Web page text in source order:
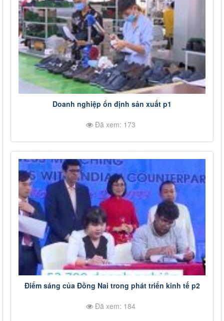
Doanh nghiệp ổn định sản xuất p1
Đã xem: 173
Điểm sáng của Đồng Nai trong phát triển kinh tế p2
Đã xem: 184